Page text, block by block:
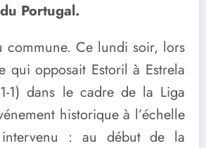
Portugal.
commune. Ce lundi soir, lors
qui opposait Estoril à Estrela
1) dans le cadre de la Liga
historique à l’échelle
intervenu : au début de la